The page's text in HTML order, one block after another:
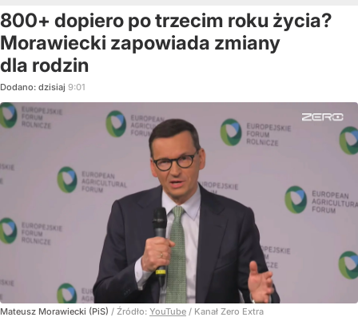
800+ dopiero po trzecim roku życia?
Morawiecki zapowiada zmiany
dla rodzin
Dodano: dzisiaj 9:01
Mateusz Morawiecki (PiS) / Źródło: YouTube / Kanał Zero Extra